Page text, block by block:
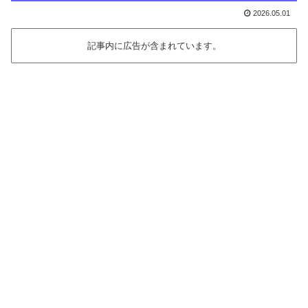
2026.05.01
記事内に広告が含まれています。